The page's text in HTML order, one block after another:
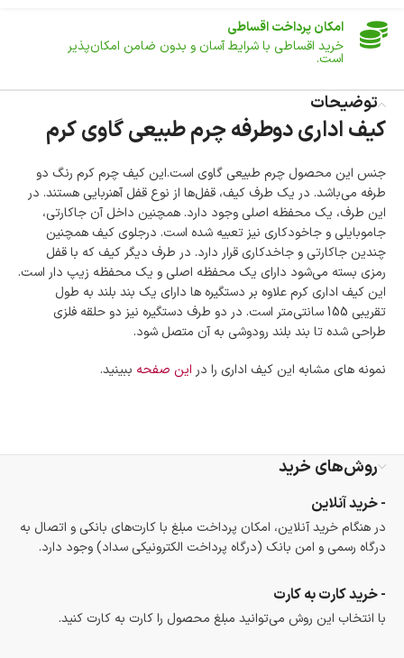
امکان پرداخت اقساطی
خرید اقساطی با شرایط آسان و بدون ضامن امکان‌پذیر
است.
گارانتی معتبر برای تمامی محصولات ارائه می‌شود.توضیحات
کیف اداری دوطرفه چرم طبیعی گاوی کرم
جنس این محصول چرم طبیعی گاوی است.این کیف چرم کرم رنگ دو
طرفه می‌باشد. در یک طرف کیف، قفل‌ها از نوع قفل آهنربایی هستند. در
این طرف، یک محفظه اصلی وجود دارد. همچنین داخل آن جاکارتی،
جاموبایلی و جاخودکاری نیز تعبیه شده است. درجلوی کیف همچنین
چندین جاکارتی و جاخدکاری قرار دارد. در طرف دیگر کیف که با قفل
رمزی بسته می‌شود دارای یک محفظه اصلی و یک محفظه زیپ دار است.
این کیف اداری کرم علاوه بر دستگیره ها دارای یک بند بلند به طول
تقریبی 155 سانتی‌متر است. در دو طرف دستگیره نیز دو حلقه فلزی
طراحی شده تا بند بلند رودوشی به آن متصل شود.
نمونه های مشابه این کیف اداری را در این صفحه ببینید.
روش‌های خرید
- خرید آنلاین
در هنگام خرید آنلاین، امکان پرداخت مبلغ با کارت‌های بانکی و اتصال به
درگاه رسمی و امن بانک (درگاه پرداخت الکترونیکی سداد) وجود دارد.
- خرید کارت به کارت
با انتخاب این روش می‌توانید مبلغ محصول را کارت به کارت کنید.